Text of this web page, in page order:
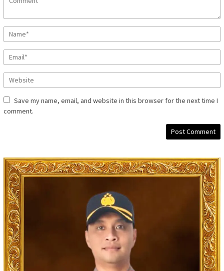
Save my name, email, and website in this browser for the next time I
comment.